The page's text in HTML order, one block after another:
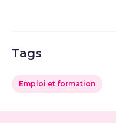
Tags
Emploi et formation